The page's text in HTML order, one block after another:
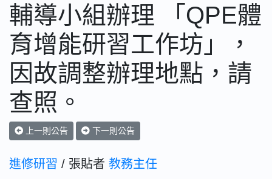
輔導小組辦理 「QPE體
育增能研習工作坊」，
因故調整辦理地點，請
查照。
上一則公告 下一則公告
進修研習 / 張貼者 教務主任